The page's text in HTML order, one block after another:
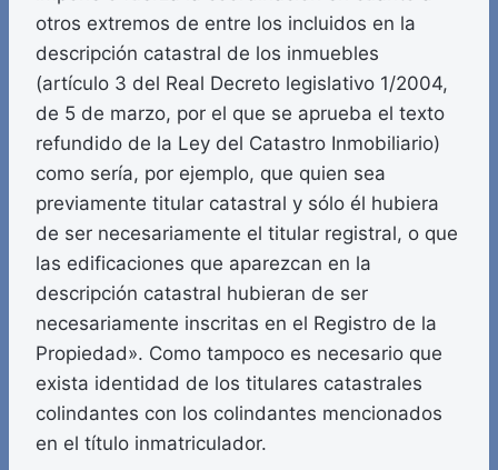
otros extremos de entre los incluidos en la
descripción catastral de los inmuebles
(artículo 3 del Real Decreto legislativo 1/2004,
de 5 de marzo, por el que se aprueba el texto
refundido de la Ley del Catastro Inmobiliario)
como sería, por ejemplo, que quien sea
previamente titular catastral y sólo él hubiera
de ser necesariamente el titular registral, o que
las edificaciones que aparezcan en la
descripción catastral hubieran de ser
necesariamente inscritas en el Registro de la
Propiedad». Como tampoco es necesario que
exista identidad de los titulares catastrales
colindantes con los colindantes mencionados
en el título inmatriculador.